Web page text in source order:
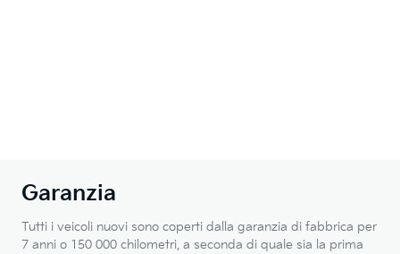
Garanzia
Tutti i veicoli nuovi sono coperti dalla garanzia di fabbrica per
7 anni o 150 000 chilometri, a seconda di quale sia la prima